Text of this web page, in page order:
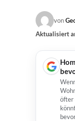
von
Aktualisiert
öfter